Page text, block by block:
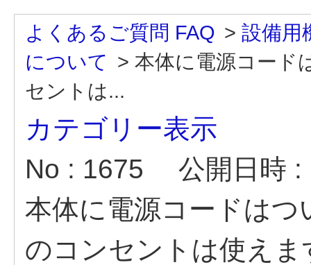
よくあるご質問 FAQ > 設備用
について > 本体に電源コード
セントは...
カテゴリー表示
No : 1675
公開日時
本体に電源コードは
のコンセントは使えま